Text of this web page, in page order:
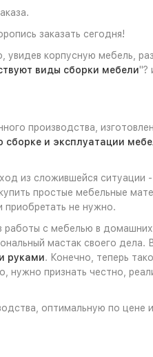
заказать сегодня!
увидев корпусную мебель,
виды сборки мебели"?
производства,
сборке и эксплуатации
из сложившейся ситуации -
простые мебельные
приобретать не нужно.
с мебелью в домашних
мастак своего
руками. Конечно, теперь
нужно признать честно,
оптимальную по цене